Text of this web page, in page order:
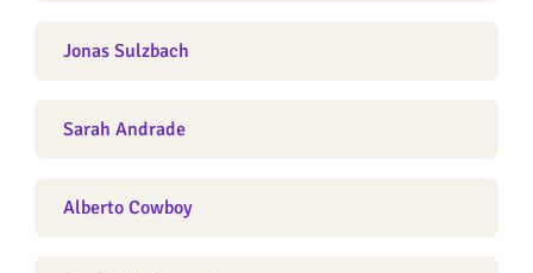
Jonas Sulzbach
Sarah Andrade
Alberto Cowboy